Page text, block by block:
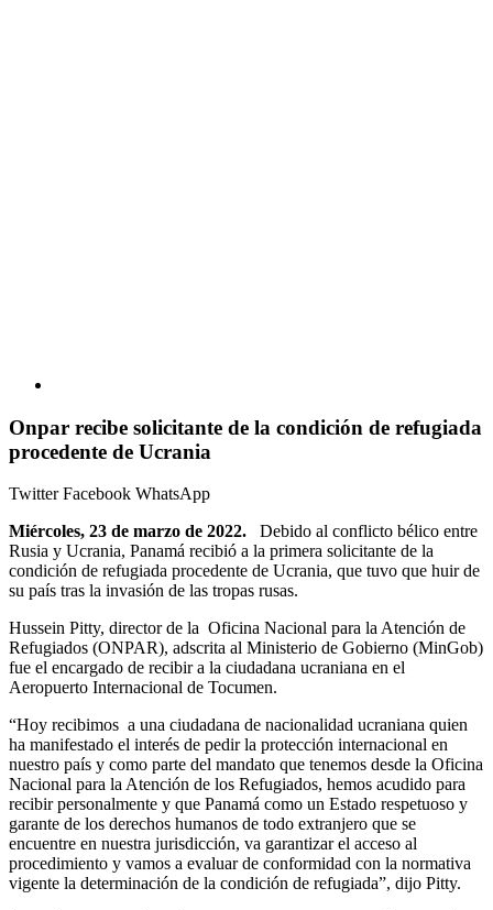
Onpar recibe solicitante de la condición de refugiada
procedente de Ucrania
TwitterFacebook WhatsApp
Miércoles, 23 de marzo de 2022. Debido al conflicto bélico entre
Rusia y Ucrania, Panamá recibió a la primera solicitante de la
condición de refugiada procedente de Ucrania, que tuvo que huir de
su país tras la invasión de las tropas rusas.
Hussein Pitty, director de la Oficina Nacional para la Atención de
Refugiados (ONPAR), adscrita al Ministerio de Gobierno (MinGob)
fue el encargado de recibir a la ciudadana ucraniana en el
Aeropuerto Internacional de Tocumen.
“Hoy recibimos a una ciudadana de nacionalidad ucraniana quien
ha manifestado el interés de pedir la protección internacional en
nuestro país y como parte del mandato que tenemos desde la Oficina
Nacional para la Atención de los Refugiados, hemos acudido para
recibir personalmente y que Panamá como un Estado respetuoso y
garante de los derechos humanos de todo extranjero que se
encuentre en nuestra jurisdicción, va garantizar el acceso al
procedimiento y vamos a evaluar de conformidad con la normativa
vigente la determinación de la condición de refugiada”, dijo Pitty.